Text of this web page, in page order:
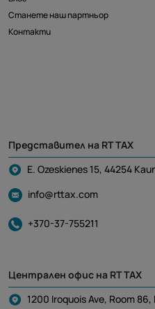
Станете наш партньор
Контакти
Представител на RT TAX
E. Ozeskienes 15, 44254
info@rttax.com
+370-37-755211
Централен офис на RT TAX
1200 Iroquois Ave, Room